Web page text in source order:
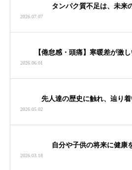
タンパク質不足は、未来
2026.07.07
【倦怠感・頭痛】寒暖差が激
2026.06.01
先人達の歴史に触れ、辿り着
2026.05.02
自分や子供の将来に健康
2026.03.18